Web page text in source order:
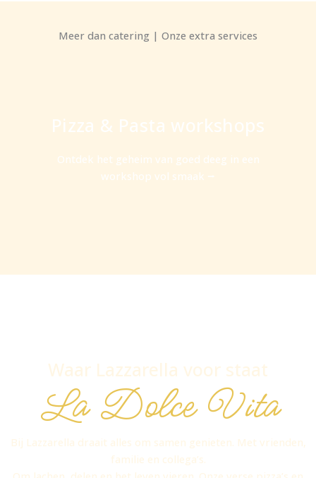
Meer dan catering | Onze extra services
Pizza & Pasta workshops
Ontdek het geheim van goed deeg in een
workshop vol smaak ⭢
Waar Lazzarella voor staat
La Dolce Vita
Bij Lazzarella draait alles om samen genieten. Met vrienden,
familie en collega’s.